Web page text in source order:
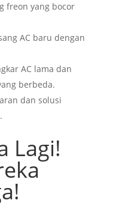
freon yang bocor
AC baru dengan
AC lama dan
berbeda.
dan solusi
Lagi!